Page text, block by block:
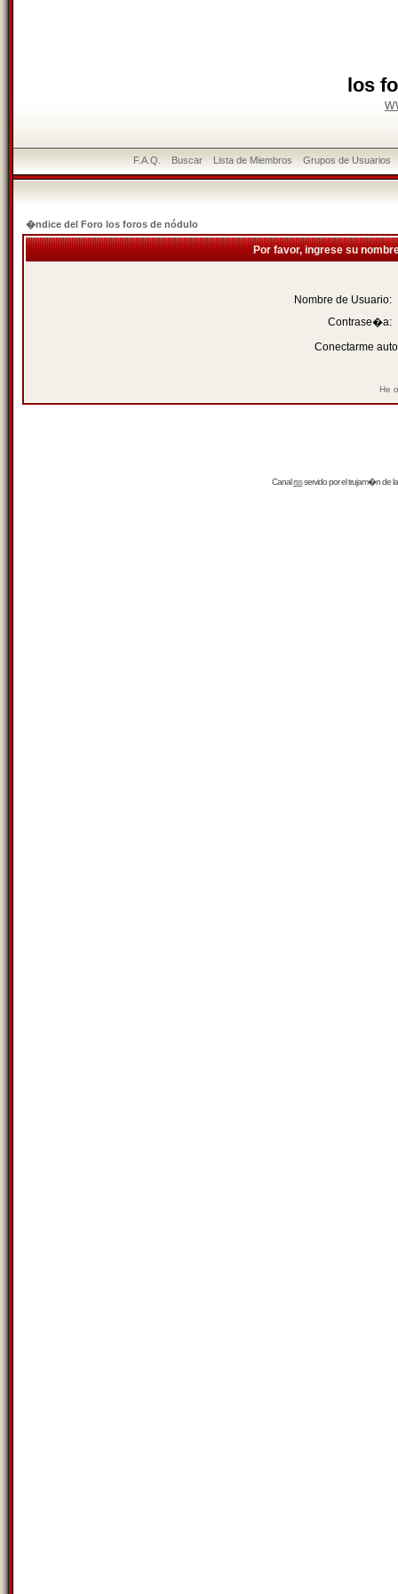
los
F.A.Q. Buscar Lista de Miembros Grupos de Usuarios
�ndice del Foro los foros de nódulo
Por favor, ingrese su
Nombre de Usuario:
Contrase�a:
Conectarme
He
Canalrssservido por eltrujam�nde